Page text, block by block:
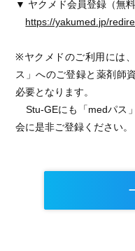
▼ ヤクメド会員登録（無
https://yakumed.jp/
※ヤクメドのご利用には
ス」へのご登録と薬剤師
必要となります。
Stu-GEにも「medパス
会に是非ご登録ください。